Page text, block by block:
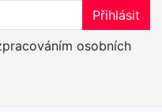
Přihlásit
osobních